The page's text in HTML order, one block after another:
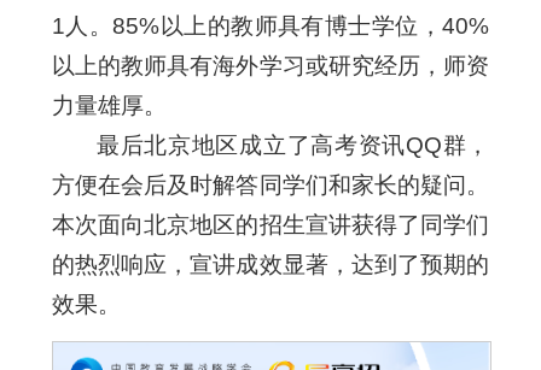
1人。85%以上的教师具有博士学位，40%
以上的教师具有海外学习或研究经历，师资
力量雄厚。
最后北京地区成立了高考资讯QQ群，
方便在会后及时解答同学们和家长的疑问。
本次面向北京地区的招生宣讲获得了同学们
的热烈响应，宣讲成效显著，达到了预期的
效果。